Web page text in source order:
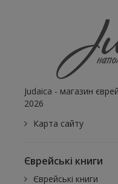
Judaica - магазин
2026
Карта сайту
Єврейські книги
Єврейські книги